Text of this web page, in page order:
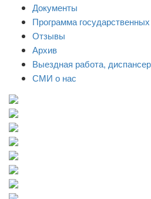
Документы
Программа государственных
Отзывы
Архив
Выездная работа,
СМИ о нас